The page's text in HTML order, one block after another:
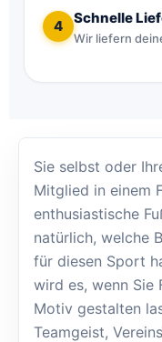
4 Schnelle
Wir liefern
Sie selbst oder
Mitglied in einem
enthusiastische
natürlich, welche
für diesen Sport
wird es, wenn Sie
Motiv gestalten
Teamgeist,